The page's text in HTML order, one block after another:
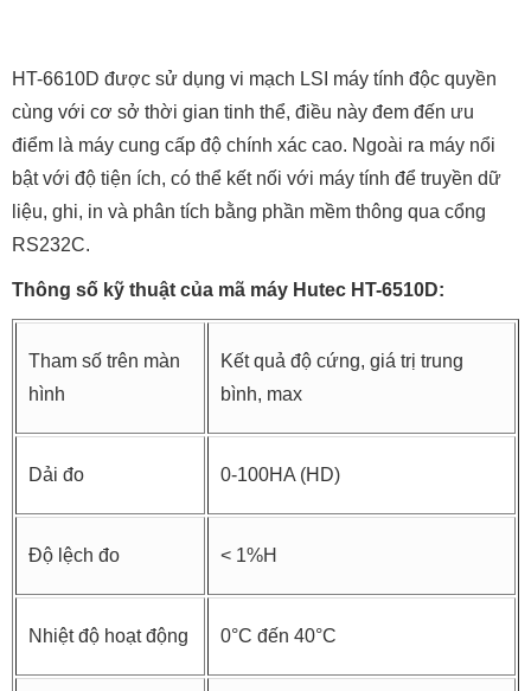
HT-6610D được sử dụng vi mạch LSI máy tính độc quyền
cùng với cơ sở thời gian tinh thể, điều này đem đến ưu
điểm là máy cung cấp độ chính xác cao. Ngoài ra máy nổi
bật với độ tiện ích, có thể kết nối với máy tính để truyền dữ
liệu, ghi, in và phân tích bằng phần mềm thông qua cổng
RS232C.
Thông số kỹ thuật của mã máy Hutec HT-6510D:
Tham số trên màn
hình
Kết quả độ cứng, giá trị trung
bình, max
Dải đo 0-100HA (HD)
Độ lệch đo < 1%H
Nhiệt độ hoạt động 0°C đến 40°C